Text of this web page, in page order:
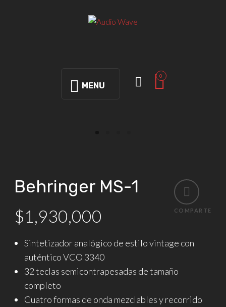
MENU
0
COMPARTE
Behringer MS-1
$1,930,000
Sintetizador analógico de estilo vintage con
auténtico VCO 3340
32 teclas semicontrapesadas de tamaño
completo
Cuatro formas de onda mezclables y recorrido